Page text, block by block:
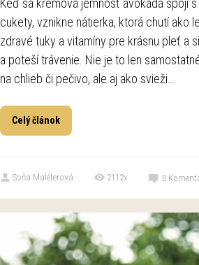
Keď sa krémová jemnosť avokáda spojí
cukety, vznikne nátierka, ktorá chutí ako
zdravé tuky a vitamíny pre krásnu pleť a
a poteší trávenie. Nie je to len
na chlieb či pečivo, ale aj ako svieži...
Celý článok
Soňa Maléterová 2112x 0